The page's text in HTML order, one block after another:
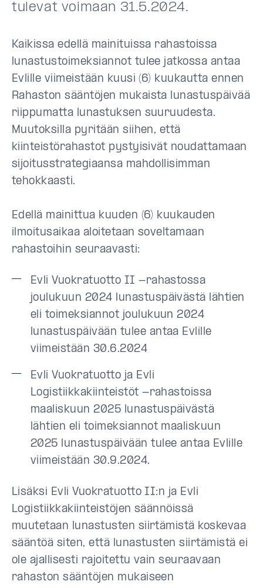
tulevat voimaan 31.5.2024.
Kaikissa edellä mainituissa rahastoissa
lunastustoimeksiannot tulee jatkossa antaa
Evlille viimeistään kuusi (6) kuukautta ennen
Rahaston sääntöjen mukaista lunastuspäivää
riippumatta lunastuksen suuruudesta.
Muutoksilla pyritään siihen, että
kiinteistörahastot pystyisivät noudattamaan
sijoitusstrategiaansa mahdollisimman
tehokkaasti.
Edellä mainittua kuuden (6) kuukauden
ilmoitusaikaa aloitetaan soveltamaan
rahastoihin seuraavasti:
Evli Vuokratuotto II -rahastossa
joulukuun 2024 lunastuspäivästä lähtien
eli toimeksiannot joulukuun 2024
lunastuspäivään tulee antaa Evlille
viimeistään 30.6.2024
Evli Vuokratuotto ja Evli
Logistiikkakiinteistöt -rahastoissa
maaliskuun 2025 lunastuspäivästä
lähtien eli toimeksiannot maaliskuun
2025 lunastuspäivään tulee antaa Evlille
viimeistään 30.9.2024.
Lisäksi Evli Vuokratuotto II:n ja Evli
Logistiikkakiinteistöjen säännöissä
muutetaan lunastusten siirtämistä koskevaa
sääntöä siten, että lunastusten siirtämistä ei
ole ajallisesti rajoitettu vain seuraavaan
rahaston sääntöjen mukaiseen